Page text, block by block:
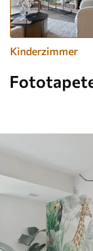
Kinderzimmer